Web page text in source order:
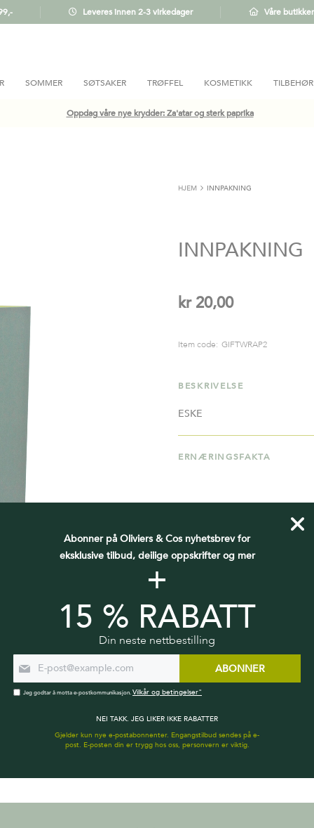
Abonner på Oliviers & Cos nyhetsbrev for
eksklusive tilbud, deilige oppskrifter og mer
+
15 % RABATT
Din neste nettbestilling
ABONNER
Jeg godtar å motta e-postkommunikasjon.Vilkår og betingelser"
NEI TAKK. JEG LIKER IKKE RABATTER
Gjelder kun nye e-postabonnenter. Engangstilbud sendes på e-
post. E-posten din er trygg hos oss, personvern er viktig.
Leveres innen 2-3 virkedager Våre butikker
SOMMER SØTSAKER TRØFFEL KOSMETIKK TILBEHØR
Oppdag våre nye krydder: Za'atar og sterk paprika
HJEM INNPAKNING
INNPAKNING
kr 20,00
Item code: GIFTWRAP2
BESKRIVELSE
ESKE
ERNÆRINGSFAKTA